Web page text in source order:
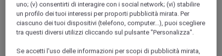
uno; (v) consentirti di interagire con i social network; (vi) stabilire
un profilo dei tuoi interessi per proporti pubblicità mirata. Per
ciascuno dei tuoi dispositivi (telefono, computer...), puoi scegliere
tra questi diversi utilizzi cliccando sul pulsante "Personalizza".
Se accetti l'uso delle informazioni per scopi di pubblicità mirata,